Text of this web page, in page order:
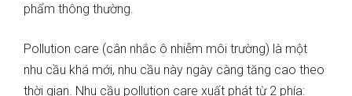
phẩm thông thường.
Pollution care (cân nhắc ô nhiễm môi trường) là một
nhu cầu khá mới, nhu cầu này ngày càng tăng cao theo
thời gian. Nhu cầu pollution care xuất phát từ 2 phía: